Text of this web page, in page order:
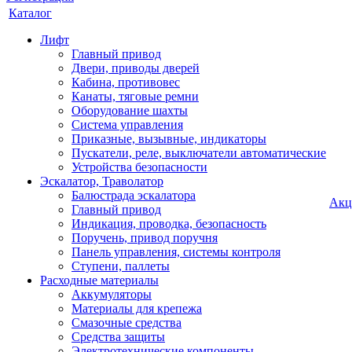
Каталог
Лифт
Главный привод
Двери, приводы дверей
Кабина, противовес
Канаты, тяговые ремни
Оборудование шахты
Система управления
Приказные, вызывные, индикаторы
Пускатели, реле, выключатели автоматические
Устройства безопасности
Эскалатор, Траволатор
Балюстрада эскалатора
Главный привод
Индикация, проводка, безопасность
Поручень, привод поручня
Панель управления, системы контроля
Ступени, паллеты
Расходные материалы
Аккумуляторы
Материалы для крепежа
Смазочные средства
Средства защиты